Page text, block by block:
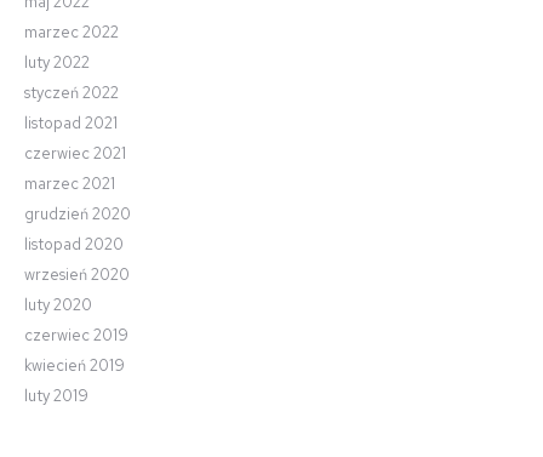
marzec 2022
luty 2022
styczeń 2022
listopad 2021
czerwiec 2021
marzec 2021
grudzień 2020
listopad 2020
wrzesień 2020
luty 2020
czerwiec 2019
kwiecień 2019
luty 2019